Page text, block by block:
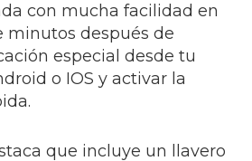
con mucha facilidad en
minutos después de
especial desde tu
o IOS y activar la
que incluye un llavero